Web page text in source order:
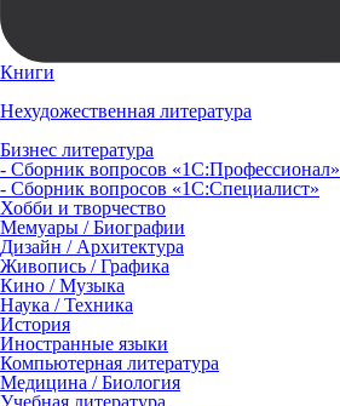
Книги
Нехудожественная литература
Бизнес литература
- Сборник вопросов «1С:Профессионал»
- Сборник вопросов «1С:Специалист»
Хобби и творчество
Мемуары / Биографии
Дизайн / Архитектура
Живопись / Графика
Кино / Музыка
Наука / Техника
История
Иностранные языки
Компьютерная литература
Медицина / Биология